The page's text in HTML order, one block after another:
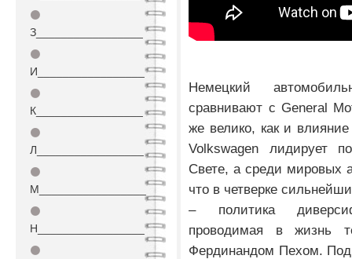
⚫
З_________________
⚫
И_________________
⚫
К_________________
⚫
Л_________________
⚫
М_________________
⚫
Н_________________
⚫
Немецкий
сравнивают с General
же велико, как и
Volkswagen лидирует
Свете, а среди мировых
что в четверке
– политика
проводимая в жизнь
Фердинандом Пехом. Под